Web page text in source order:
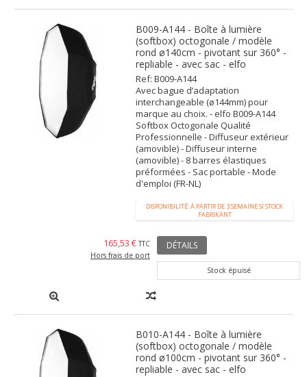
B009-A144 - Boîte à lumière
(softbox) octogonale / modèle
rond ø140cm - pivotant sur 360° -
repliable - avec sac - elfo
Ref: B009-A144
Avec bague d’adaptation
interchangeable (ø144mm) pour
marque au choix. - elfo B009-A144
Softbox Octogonale Qualité
Professionnelle - Diffuseur extérieur
(amovible) - Diffuseur interne
(amovible) - 8 barres élastiques
préformées - Sac portable - Mode
d'emploi (FR-NL)
DISPONIBILITÉ: À PARTIR DE 3 SEMAINE SI STOCK
FABRIKANT
165,53 € TTC
Hors frais de port
DÉTAILS
Stock épuisé
B010-A144 - Boîte à lumière
(softbox) octogonale / modèle
rond ø100cm - pivotant sur 360° -
repliable - avec sac - elfo